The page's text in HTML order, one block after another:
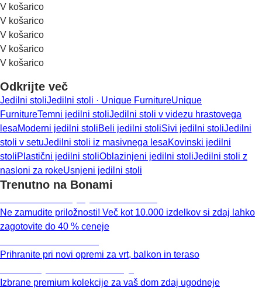
V košarico
V košarico
V košarico
V košarico
V košarico
Odkrijte več
Jedilni stoliJedilni stoli · Unique FurnitureUnique
FurnitureTemni jedilni stoliJedilni stoli v videzu hrastovega
lesaModerni jedilni stoliBeli jedilni stoliSivi jedilni stoliJedilni
stoli v setuJedilni stoli iz masivnega lesaKovinski jedilni
stoliPlastični jedilni stoliOblazinjeni jedilni stoliJedilni stoli z
nasloni za rokeUsnjeni jedilni stoli
Trenutno na Bonami
Ne zamudite priložnosti! Več kot 10.000 izdelkov si zdaj lahko
zagotovite do 40 % ceneje
Prihranite pri novi opremi za vrt, balkon in teraso
Izbrane premium kolekcije za vaš dom zdaj ugodneje